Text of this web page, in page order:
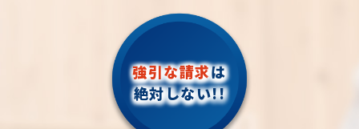
強引な請求は
絶対しない!!